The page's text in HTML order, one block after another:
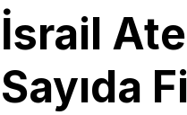
İsrail
Sayıda